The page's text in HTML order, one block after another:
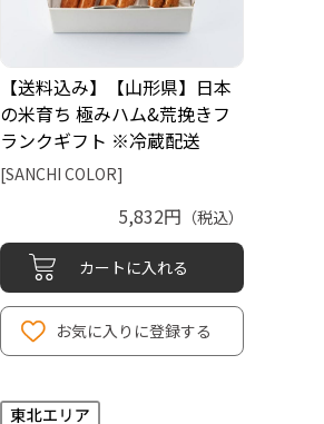
【送料込み】【山形県】日本
の米育ち 極みハム&荒挽きフ
ランクギフト ※冷蔵配送
[SANCHI COLOR]
5,832円 （税込）
カートに入れる
お気に入りに登録する